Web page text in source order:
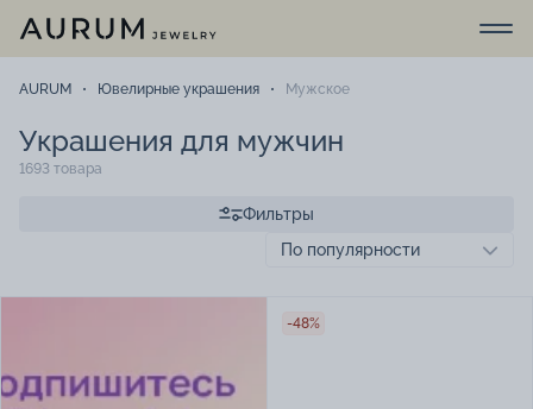
AURUM Ювелирные украшения Мужское
Украшения для мужчин
1693 товара
Фильтры
-48%